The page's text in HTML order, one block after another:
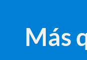
Más